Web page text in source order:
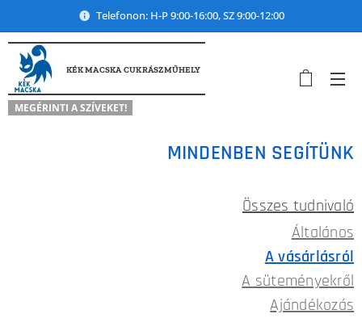
Telefonon: H-P 9:00-16:00, SZ 9:00-12:00
KÉK MACSKA CUKRÁSZMŰHELY
MEGÉRINTI A SZÍVEKET!
MINDENBEN SEGÍTÜNK
Összes tudnivaló
Általános
A vásárlásról
A süteményekről
Ajándékozás